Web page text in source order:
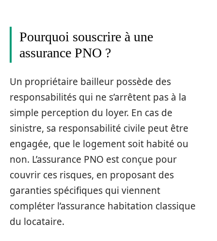
Pourquoi souscrire à une
assurance PNO ?
Un propriétaire bailleur possède des
responsabilités qui ne s’arrêtent pas à la
simple perception du loyer. En cas de
sinistre, sa responsabilité civile peut être
engagée, que le logement soit habité ou
non. L’assurance PNO est conçue pour
couvrir ces risques, en proposant des
garanties spécifiques qui viennent
compléter l’assurance habitation classique
du locataire.